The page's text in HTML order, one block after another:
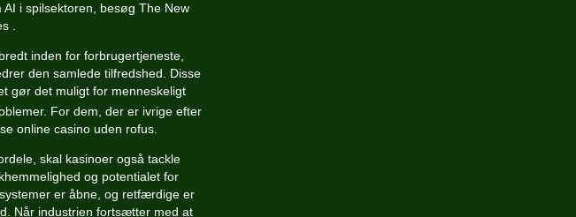
i spilsektoren, besøg The New
inden for forbrugertjeneste,
den samlede tilfredshed. Disse
gør det muligt for menneskeligt
For dem, der er ivrige efter
online casino uden rofus
skal kasinoer også tackle
og potentialet for
er åbne, og retfærdige er
Når industrien fortsætter med at